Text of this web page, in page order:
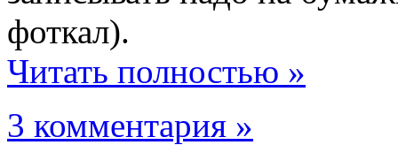
фоткал).
Читать полностью »
3 комментария »